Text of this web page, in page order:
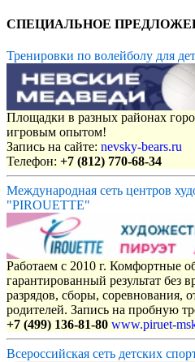
СПЕЦИАЛЬНОЕ
Тренировки по волейболу для
Площадки в разных районах
игровым опытом!
Запись на сайте: nevsky-bears.ru
Телефон: +7 (812) 770-68-34
Международная сеть центров
"PIROUETTE"
Работаем с 2010 г. Комфортные
гарантированный результат без
разрядов, сборы, соревнования,
родителей. Запись на пробную
+7 (499) 136-81-80 www.piruet-
Всероссийская сеть детских